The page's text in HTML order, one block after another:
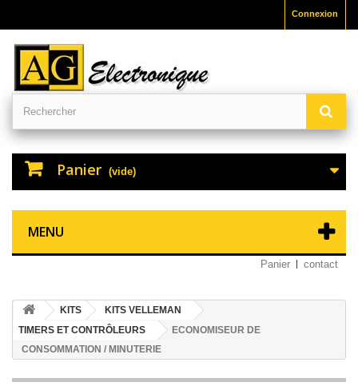
Connexion
Panier (vide)
MENU
Panier contact
KITS
KITS VELLEMAN
TIMERS ET CONTRÔLEURS
ECONOMISEUR DE
CONSOMMATION / MINUTERIE